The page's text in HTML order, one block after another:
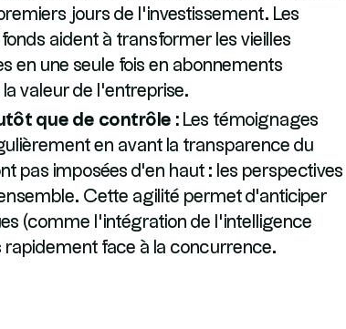
jours de l'investissement. Les
aident à transformer les vieilles
en une seule fois en abonnements
valeur de l'entreprise.
que de contrôle : Les témoignages
en avant la transparence du
pas imposées d'en haut : les perspectives
Cette agilité permet d'anticiper
(comme l'intégration de l'intelligence
rapidement face à la concurrence.